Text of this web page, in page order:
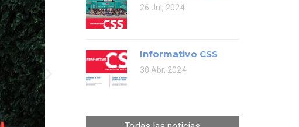
26 Jul, 2024
Informativo CSS
30 Abr, 2024